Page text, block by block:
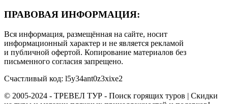
ПРАВОВАЯ ИНФОРМАЦИЯ:
Вся информация, размещённая на сайте, носит
информационный характер и не является рекламой
и публичной офертой. Копирование материалов без
письменного согласия запрещено.
Счастливый код: l5y34ant0z3xixe2
© 2005-2024 - ТРЕВЕЛ ТУР - Поиск горящих туров | Скидки